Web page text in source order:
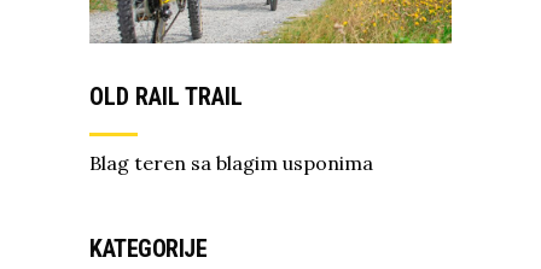
OLD RAIL TRAIL
Blag teren sa blagim usponima
KATEGORIJE